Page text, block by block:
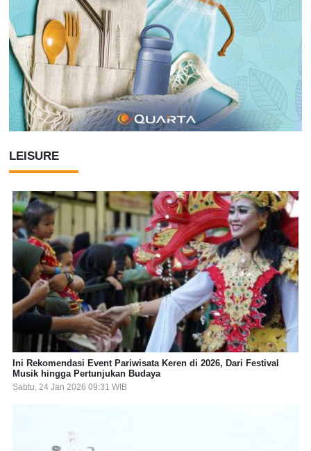
LEISURE
Ini Rekomendasi Event Pariwisata Keren di 2026, Dari Festival
Musik hingga Pertunjukan Budaya
Sabtu, 24 Jan 2026 09:31 WIB